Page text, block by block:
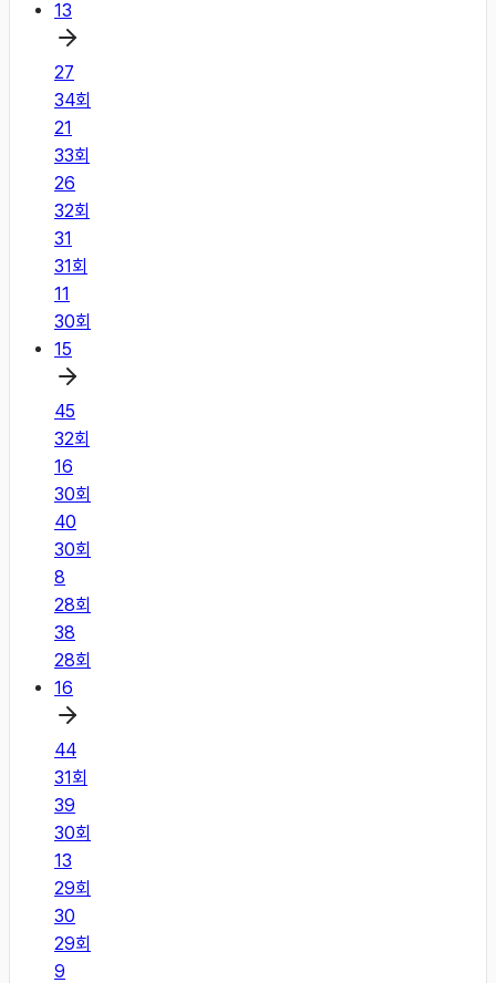
13
27
34회
21
33회
26
32회
31
31회
11
30회
15
45
32회
16
30회
40
30회
8
28회
38
28회
16
44
31회
39
30회
13
29회
30
29회
9